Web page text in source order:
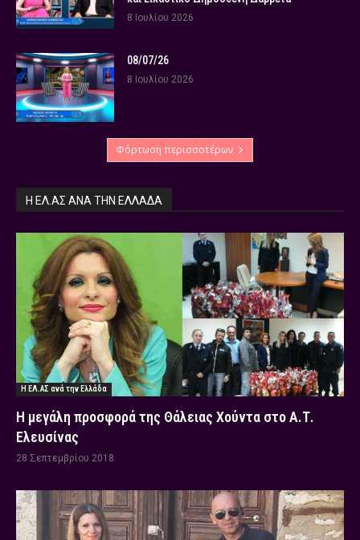
8 Ιουλίου 2026
08/07/26
8 Ιουλίου 2026
Φόρτωση περισσοτέρων
Η ΕΛ.ΑΣ ΑΝΆ ΤΗΝ ΕΛΛΆΔΑ
Η ΕΛ.ΑΣ ανά την Ελλάδα
Η μεγάλη προσφορά της Θάλειας Χούντα στο Α.Τ.
Ελευσίνας
28 Σεπτεμβρίου 2018